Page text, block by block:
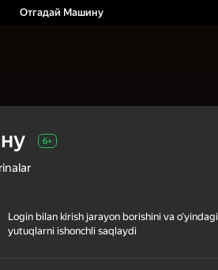
Отгадай Машину
6+
Login bilan kirish jarayon borishini va o‘yindagi
yutuqlarni ishonchli saqlaydi